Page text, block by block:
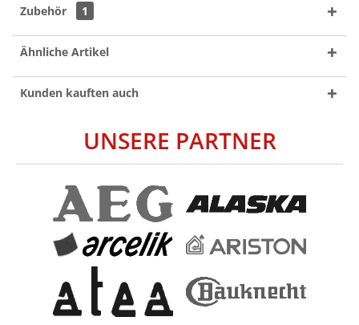
Zubehör 1
Ähnliche Artikel
Kunden kauften auch
UNSERE PARTNER